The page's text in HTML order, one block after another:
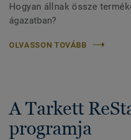
Hogyan állnak össze
ágazatban?
OLVASSON TOVÁBB
A Tarkett
programja